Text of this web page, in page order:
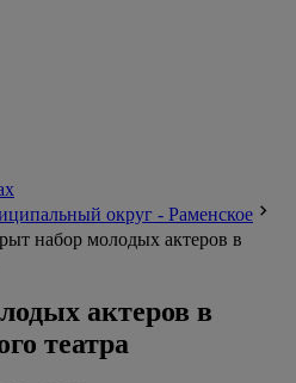
округ - Раменское
набор молодых актеров в
актеров в
театра